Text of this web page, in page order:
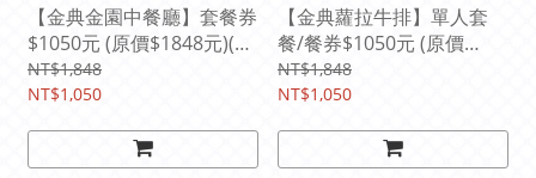
【金典金園中餐廳】套餐券
$1050元 (原價$1848元)(現
場使用加200元)
NT$1,848
NT$1,050
【金典蘿拉牛排】單人套
餐/餐券$1050元 (原價
$1848)(現場使用加200元)
NT$1,848
NT$1,050